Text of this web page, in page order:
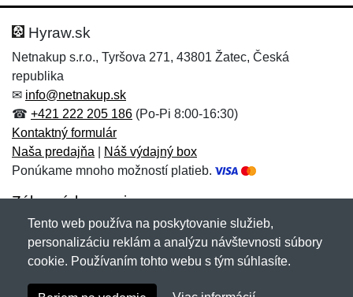
Hyraw.sk
Netnakup s.r.o., Tyršova 271, 43801 Žatec, Česká
republika
✉ info@netnakup.sk
☎ +421 222 205 186 (Po-Pi 8:00-16:30)
Kontaktný formulár
Naša predajňa
Náš výdajný box
Ponúkame mnoho možností platieb.
Zákaznícky servis
Novinky emailom
Copyright © 2007-2026 (19 rokov s vami)Netnakup.sk
Tento web používa na poskytovanie služieb,
personalizáciu reklám a analýzu návštevnosti súbory
cookie. Používaním tohto webu s tým súhlasíte.